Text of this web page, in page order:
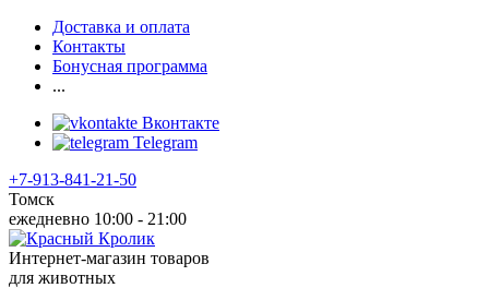
Доставка и оплата
Контакты
Бонусная программа
...
Вконтакте
Telegram
+7-913-841-21-50
Томск
ежедневно 10:00 - 21:00
Интернет-магазин товаров
для животных